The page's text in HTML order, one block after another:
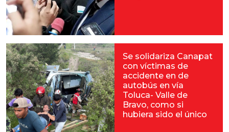
Se solidariza Canapat
con víctimas de
accidente en de
autobús en vía
Toluca- Valle de
Bravo, como si
hubiera sido el único